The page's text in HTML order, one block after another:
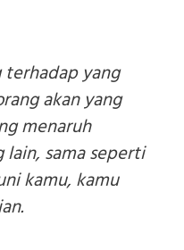
terhadap yang
akan yang
menaruh
sama seperti
kamu, kamu